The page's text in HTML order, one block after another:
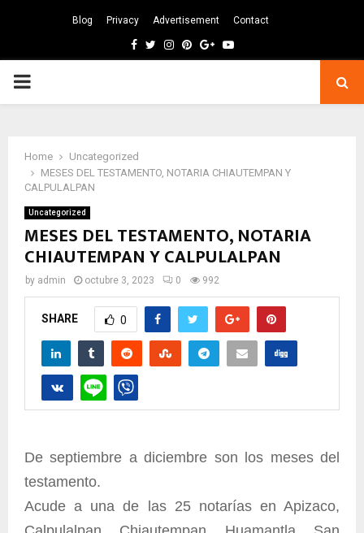
Blog Privacy Advertisement Contact
Facebook
TwitterInstagram
Pinterest
GoogleYoutube
PRIMARY
Home
Uncategorized
MESES DEL TESTAMENTO, NOTARIA CHIAUTEMPAN Y
CALPULALPAN
Uncategorized
MESES DEL TESTAMENTO, NOTARIA
CHIAUTEMPAN Y CALPULALPAN
by admin octubre 3, 2023 0 992
SHARE 0
De septiembre a diciembre son los meses del
testamento.
Acude a una de las 25 notarías en Apizaco,